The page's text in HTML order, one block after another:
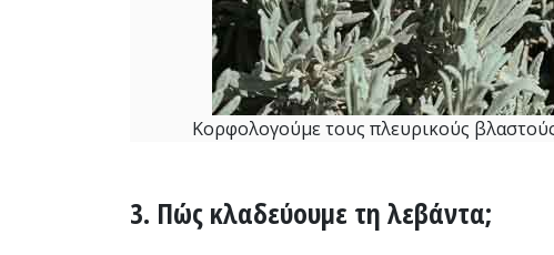
Κορφολογούμε τους πλευρικούς
3. Πώς κλαδεύουμε τη λεβάντα;